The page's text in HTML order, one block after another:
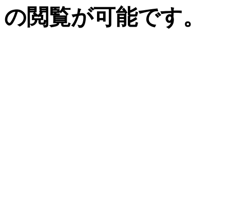
の閲覧が可能です。